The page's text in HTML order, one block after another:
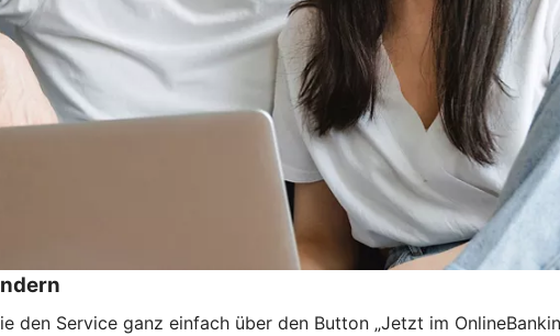
den Service ganz einfach über den Button „Jetzt im